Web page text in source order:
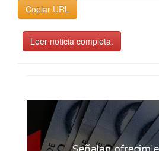
Copiar URL
Leer noticia completa.